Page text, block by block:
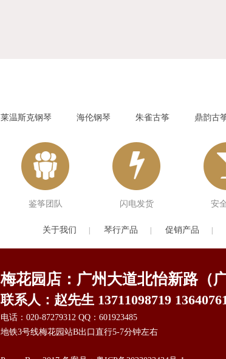
莱温斯克钢琴 海伦钢琴 朱雀古筝 鼎韵古
鉴筝团队 闪电发货 安
关于我们 琴行产品 促销产品
梅花园店：广州大道北怡新路（
联系人：赵先生 13711098719
电话：020-87279312 QQ：601923485
地铁3号线梅花园站B出口直行5-7分钟左右